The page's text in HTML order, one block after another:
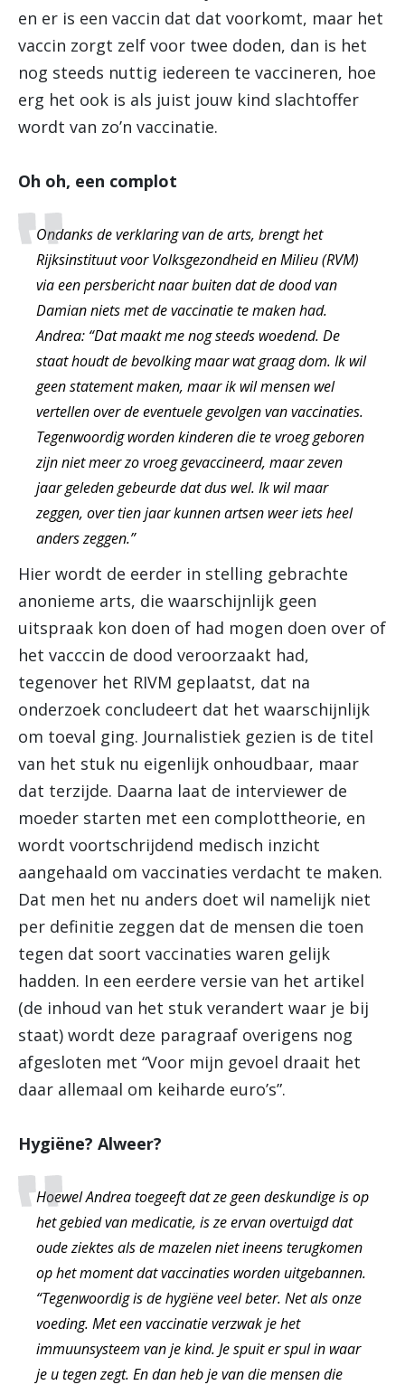
en er is een vaccin dat dat voorkomt, maar het
vaccin zorgt zelf voor twee doden, dan is het
nog steeds nuttig iedereen te vaccineren, hoe
erg het ook is als juist jouw kind slachtoffer
wordt van zo’n vaccinatie.
Oh oh, een complot
Ondanks de verklaring van de arts, brengt het
Rijksinstituut voor Volksgezondheid en Milieu (RVM)
via een persbericht naar buiten dat de dood van
Damian niets met de vaccinatie te maken had.
Andrea: “Dat maakt me nog steeds woedend. De
staat houdt de bevolking maar wat graag dom. Ik wil
geen statement maken, maar ik wil mensen wel
vertellen over de eventuele gevolgen van vaccinaties.
Tegenwoordig worden kinderen die te vroeg geboren
zijn niet meer zo vroeg gevaccineerd, maar zeven
jaar geleden gebeurde dat dus wel. Ik wil maar
zeggen, over tien jaar kunnen artsen weer iets heel
anders zeggen.”
Hier wordt de eerder in stelling gebrachte
anonieme arts, die waarschijnlijk geen
uitspraak kon doen of had mogen doen over of
het vacccin de dood veroorzaakt had,
tegenover het RIVM geplaatst, dat na
onderzoek concludeert dat het waarschijnlijk
om toeval ging. Journalistiek gezien is de titel
van het stuk nu eigenlijk onhoudbaar, maar
dat terzijde. Daarna laat de interviewer de
moeder starten met een complottheorie, en
wordt voortschrijdend medisch inzicht
aangehaald om vaccinaties verdacht te maken.
Dat men het nu anders doet wil namelijk niet
per definitie zeggen dat de mensen die toen
tegen dat soort vaccinaties waren gelijk
hadden. In een eerdere versie van het artikel
(de inhoud van het stuk verandert waar je bij
staat) wordt deze paragraaf overigens nog
afgesloten met “Voor mijn gevoel draait het
daar allemaal om keiharde euro’s”.
Hygiëne? Alweer?
Hoewel Andrea toegeeft dat ze geen deskundige is op
het gebied van medicatie, is ze ervan overtuigd dat
oude ziektes als de mazelen niet ineens terugkomen
op het moment dat vaccinaties worden uitgebannen.
“Tegenwoordig is de hygiëne veel beter. Net als onze
voeding. Met een vaccinatie verzwak je het
immuunsysteem van je kind. Je spuit er spul in waar
je u tegen zegt. En dan heb je van die mensen die